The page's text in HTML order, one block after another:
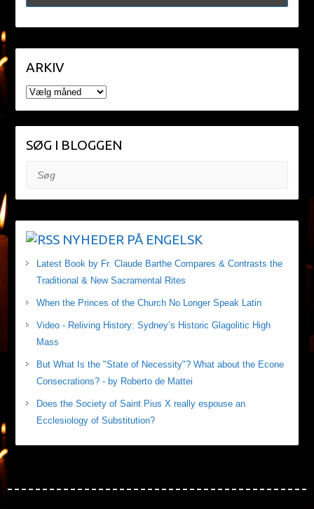
ARKIV
ARKIV
SØG I BLOGGEN
Søg
NYHEDER PÅ ENGELSK
Latest Book by Fr. Claude Barthe Compares & Contrasts the
Traditional & New Sacramental Rites
When the Princes of the Church No Longer Speak Latin
Video - Reliving History: Sydney’s Historic Glagolitic High
Mass
But What Is the "State of Necessity"? What about the Econe
Consecrations? - by Roberto de Mattei
Does the Society of Saint Pius X really espouse an
Ecclesiology of Substitution?